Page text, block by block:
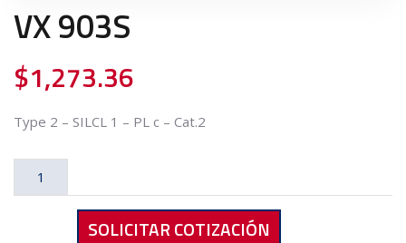
VX 903S
$1,273.36
Type 2 – SILCL 1 – PL c – Cat.2
SOLICITAR COTIZACIÓN